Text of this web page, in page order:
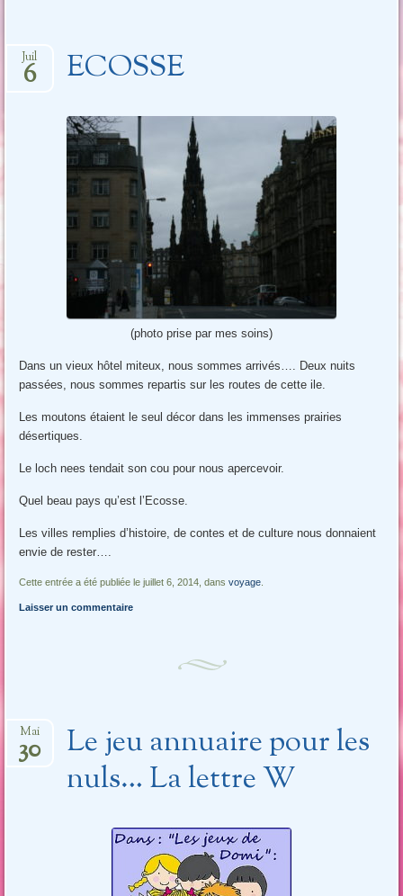
ECOSSE
Juil
6
(photo prise par mes soins)
Dans un vieux hôtel miteux, nous sommes arrivés…. Deux nuits
passées, nous sommes repartis sur les routes de cette ile.
Les moutons étaient le seul décor dans les immenses prairies
désertiques.
Le loch nees tendait son cou pour nous apercevoir.
Quel beau pays qu’est l’Ecosse.
Les villes remplies d’histoire, de contes et de culture nous donnaient
envie de rester….
Cette entrée a été publiée le juillet 6, 2014, dansvoyage
Laisser un commentaire
Le jeu annuaire pour les
nuls… La lettre W
Mai
30